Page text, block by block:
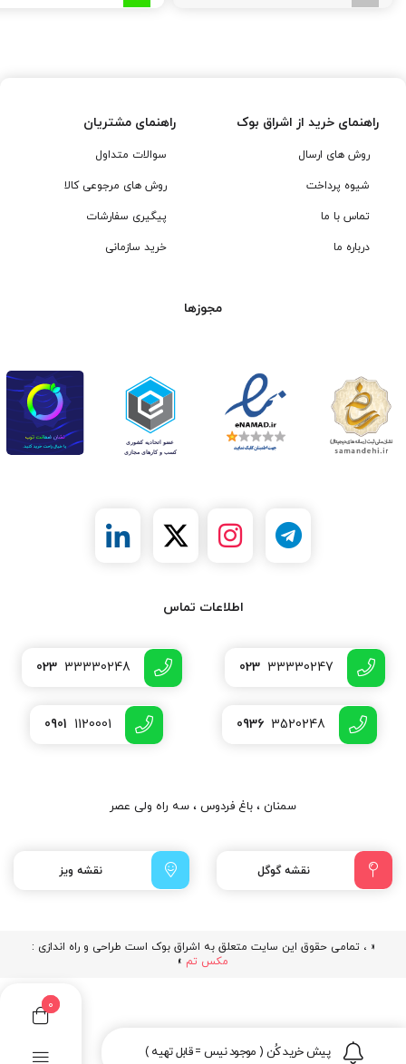
پیش خرید کُن ( موجود نیس = قابل تهیه )
0
راهنمای خرید از اشراق بوک
روش های ارسال
شیوه پرداخت
تماس با ما
درباره ما
راهنمای مشتریان
سوالات متداول
روش های مرجوعی کالا
پیگیری سفارشات
خرید سازمانی
مجوزها
اطلاعات تماس
023 33330247
023 33330248
0936 3520248
0901 1120001
سمنان ، باغ فردوس ، سه راه ولی عصر
نقشه گوگل نقشه ویز
« ، تمامی حقوق این سایت متعلق به اشراق بوک است طراحی و راه اندازی :
مکس تم »